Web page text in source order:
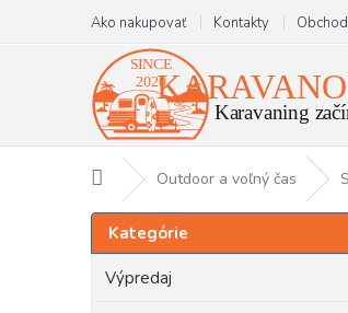
obsah
Ako nakupovať Kontakty
DomovOutdoor a voľný čas
B
o
Preskočiť
kategórie
Kategórie
Výpredaj